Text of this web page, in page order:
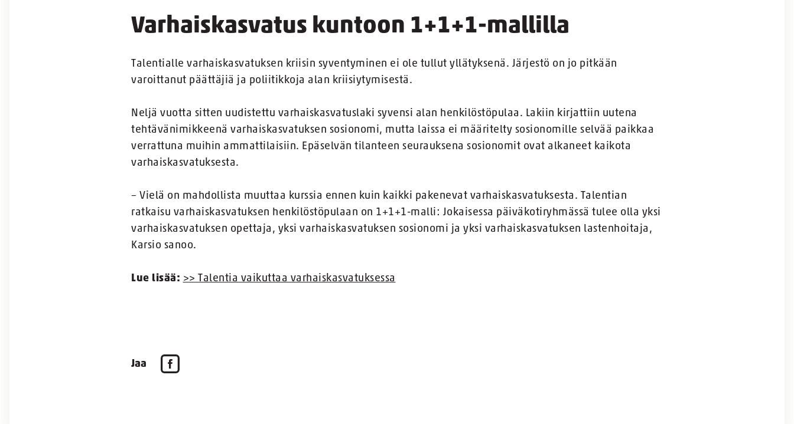
Varhaiskasvatus kuntoon 1+1+1-mallilla
Talentialle varhaiskasvatuksen kriisin syventyminen ei ole tullut yllätyksenä. Järjestö on jo pitkään
varoittanut päättäjiä ja poliitikkoja alan kriisiytymisestä.
Neljä vuotta sitten uudistettu varhaiskasvatuslaki syvensi alan henkilöstöpulaa. Lakiin kirjattiin uutena
tehtävänimikkeenä varhaiskasvatuksen sosionomi, mutta laissa ei määritelty sosionomille selvää paikkaa
verrattuna muihin ammattilaisiin. Epäselvän tilanteen seurauksena sosionomit ovat alkaneet kaikota
varhaiskasvatuksesta.
– Vielä on mahdollista muuttaa kurssia ennen kuin kaikki pakenevat varhaiskasvatuksesta. Talentian
ratkaisu varhaiskasvatuksen henkilöstöpulaan on 1+1+1-malli: Jokaisessa päiväkotiryhmässä tulee olla yksi
varhaiskasvatuksen opettaja, yksi varhaiskasvatuksen sosionomi ja yksi varhaiskasvatuksen lastenhoitaja,
Karsio sanoo.
Lue lisää: >> Talentia vaikuttaa varhaiskasvatuksessa
Jaa